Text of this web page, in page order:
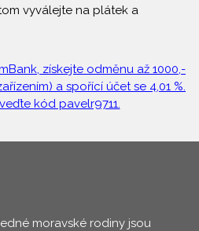
vyválejte na plátek a
získejte odměnu až 1000,-
a spořící účet se 4,01 %.
kód pavelr9711.
moravské rodiny jsou